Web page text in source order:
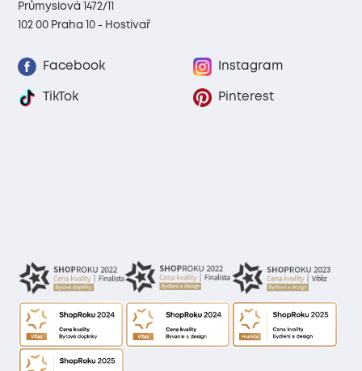
Průmyslová 1472/11
102 00 Praha 10 - Hostivař
Facebook Instagram
TikTok Pinterest